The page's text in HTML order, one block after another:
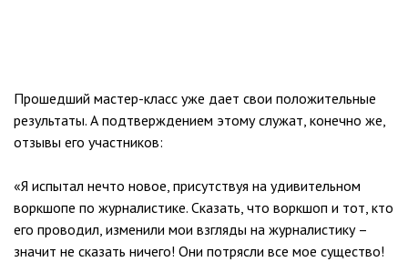
Прошедший мастер-класс уже дает свои положительные
результаты. А подтверждением этому служат, конечно же,
отзывы его участников:
«Я испытал нечто новое, присутствуя на удивительном
воркшопе по журналистике. Сказать, что воркшоп и тот, кто
его проводил, изменили мои взгляды на журналистику –
значит не сказать ничего! Они потрясли все мое существо!